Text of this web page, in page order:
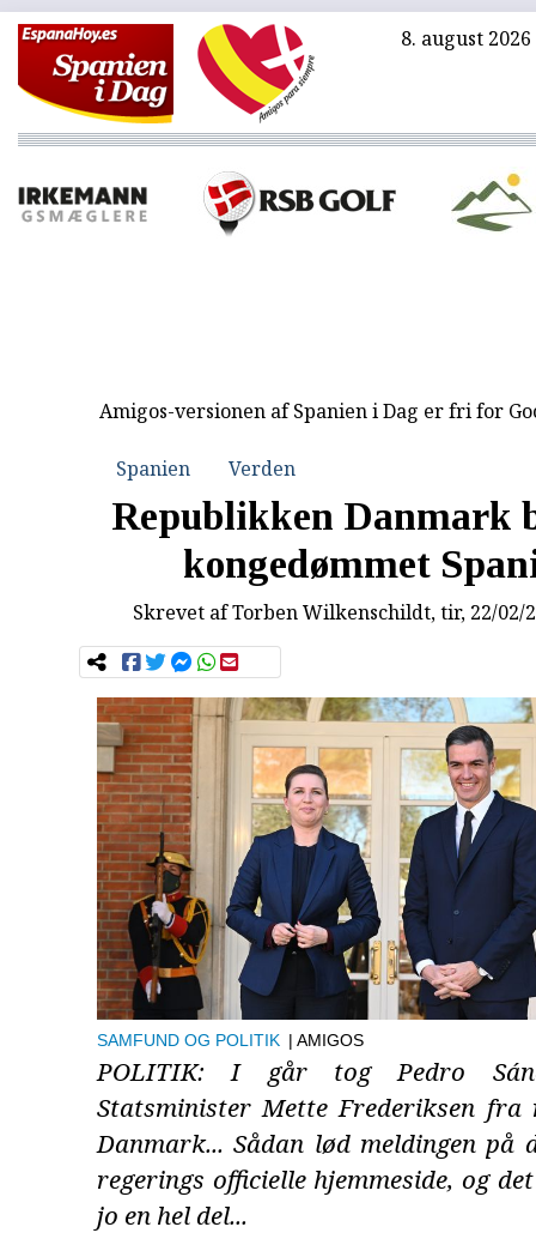
8. august 2026
Amigos-versionen af Spanien i Dag er fri for
Spanien Verden
Republikken Danmark
kongedømmet
Skrevet afTorben Wilkenschildt, tir, 22/02/
SAMFUND OG POLITIK | AMIGOS
POLITIK: I går tog Pedro
Statsminister Mette Frederiksen fra
Danmark... Sådan lød meldingen på
regerings officielle hjemmeside, og
jo en hel del...